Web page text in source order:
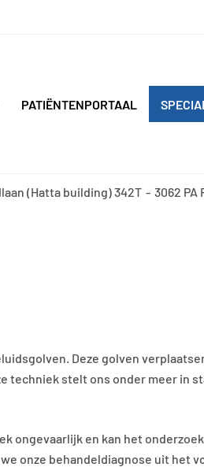
PATIËNTENPORTAAL
(Hatta building)342T 3062 PA
Deze golven
techniek stelt ons onder meer in
ongevaarlijk en kan het onderzoek
onze behandeldiagnose uit het